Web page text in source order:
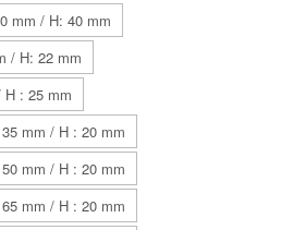
mm / H: 40 mm
/ H: 22 mm
: 25 mm
mm / H : 20 mm
mm / H : 20 mm
mm / H : 20 mm